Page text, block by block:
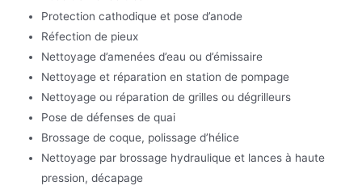
Protection cathodique et pose d’anode
Réfection de pieux
Nettoyage d’amenées d’eau ou d’émissaire
Nettoyage et réparation en station de pompage
Nettoyage ou réparation de grilles ou dégrilleurs
Pose de défenses de quai
Brossage de coque, polissage d’hélice
Nettoyage par brossage hydraulique et lances à haute
pression, décapage